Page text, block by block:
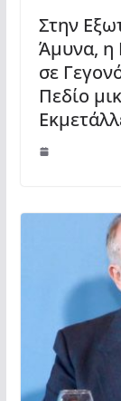
Στην
Άμυνα, η
σε
Πεδίο